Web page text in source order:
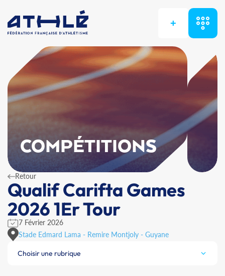
+
COMPÉTITIONS
Retour
Qualif Carifta Games
2026 1Er Tour
7 Février 2026
Stade Edmard Lama - Remire Montjoly - Guyane
Choisir une rubrique